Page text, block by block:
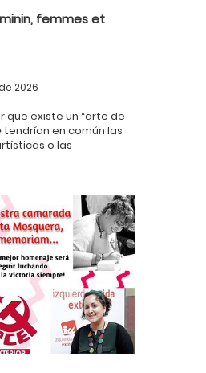
femmes et
2026
que existe un “arte de
tendrían en común las
o las
de las artistas